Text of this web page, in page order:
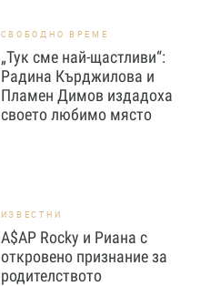
СВОБОДНО ВРЕМЕ
„Тук сме най-щастливи“:
Радина Кърджилова и
Пламен Димов издадоха
своето любимо място
ИЗВЕСТНИ
A$AP Rocky и Риана с
откровено признание за
родителството